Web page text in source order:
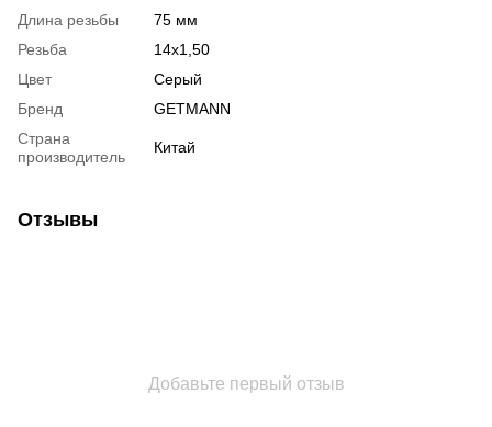
Длина резьбы
75 мм
Резьба
14x1,50
Цвет
Серый
Бренд
GETMANN
Страна
производитель
Китай
Отзывы
Добавьте первый отзыв